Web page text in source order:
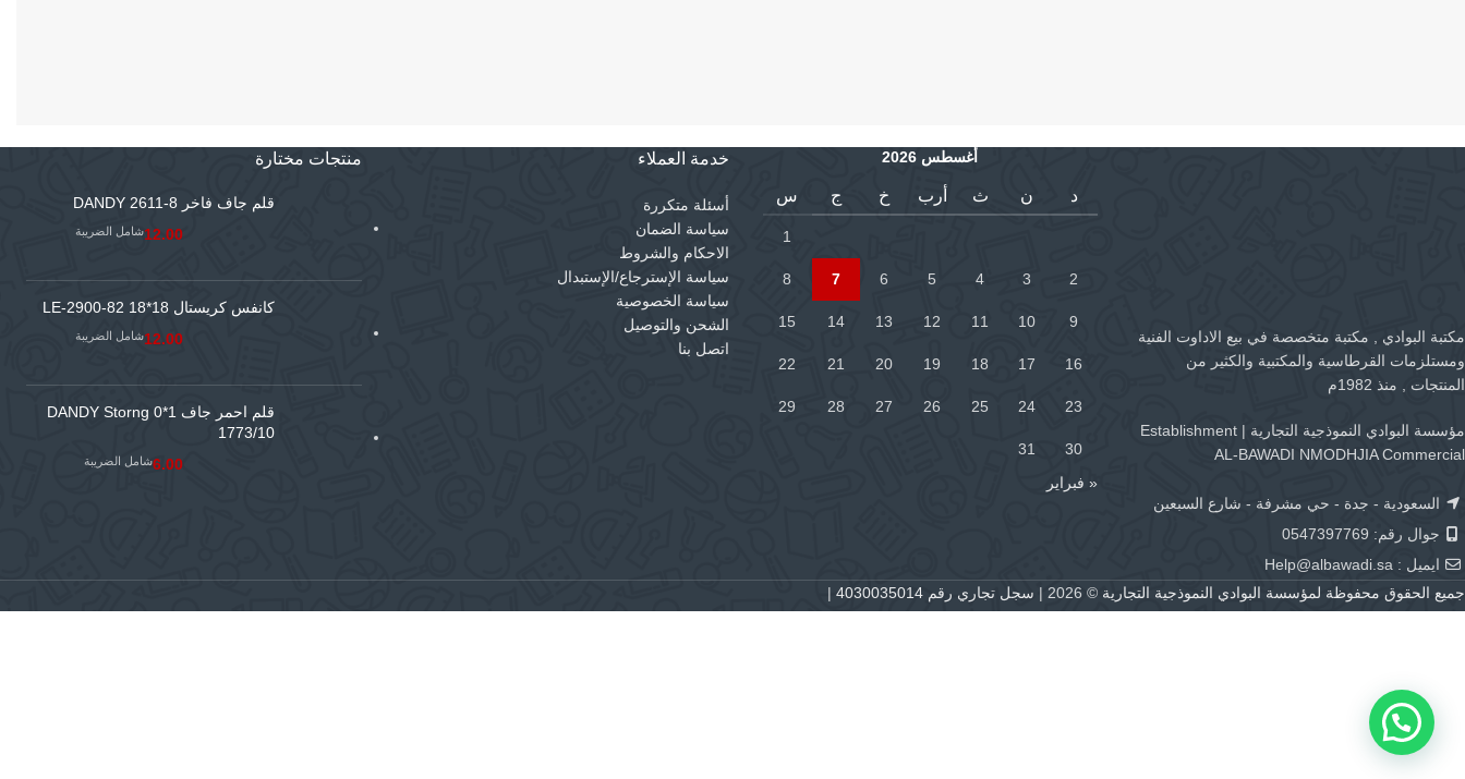
مكتبة البوادي , مكتبة متخصصة في بيع الاداوت الفنية
ومستلزمات القرطاسية والمكتبية والكثير من
المنتجات , منذ 1982م
مؤسسة البوادي النموذجية التجارية | Establishment
AL-BAWADI NMODHJIA Commercial
السعودية - جدة - حي مشرفة - شارع السبعين
جوال رقم: 0547397769
ايميل : Help@albawadi.sa
أغسطس 2026
د ن ث أرب خ ج س
1
2
3
4
5
6
7
8
9
10
11
12
13
14
15
16
17
18
19
20
21
22
23
24
25
26
27
28
29
30
31
« فبراير
خدمة العملاء
أسئلة متكررة
سياسة الضمان
الاحكام والشروط
سياسة الإسترجاع/الإستبدال
سياسة الخصوصية
الشحن والتوصيل
اتصل بنا
منتجات مختارة
قلم جاف فاخر DANDY 2611-8
12.00شامل الضريبة
كانفس كريستال 18*18 LE-2900-82
12.00شامل الضريبة
قلم احمر جاف 1*0 DANDY Storng
1773/10
6.00شامل الضريبة
جميع الحقوق محفوظة لمؤسسة البوادي النموذجية التجارية © 2026 | سجل تجاري رقم 4030035014 |